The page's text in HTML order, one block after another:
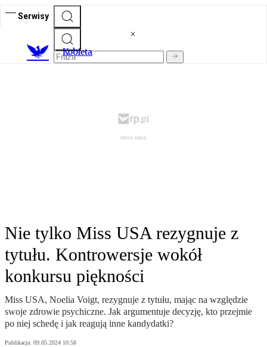
Serwisy
Kobieta
Nie tylko Miss USA rezygnuje z
tytułu. Kontrowersje wokół
konkursu piękności
Miss USA, Noelia Voigt, rezygnuje z tytułu, mając na względzie
swoje zdrowie psychiczne. Jak argumentuje decyzję, kto przejmie
po niej schedę i jak reagują inne kandydatki?
Publikacja: 09.05.2024 10:58